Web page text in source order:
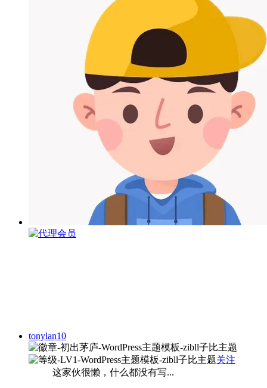
tonylan10
关注
这家伙很懒，什么都没有写...